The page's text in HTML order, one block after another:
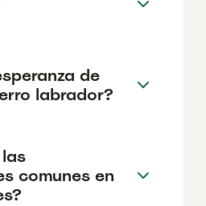
de
labrador?
comunes en